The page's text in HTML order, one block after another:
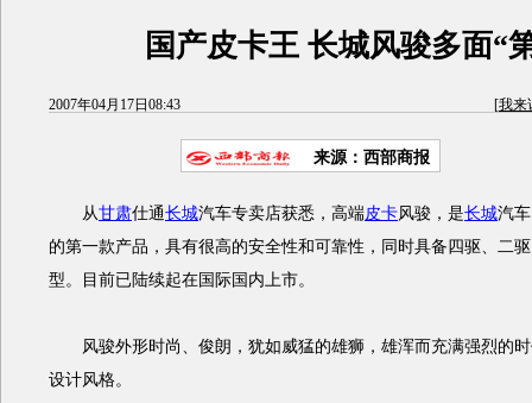
国产皮卡王 长城风骏多面“
2007年04月17日08:43 [我来
来源：西部商报
从甘肃仕通长城汽车专卖店获悉，高端皮卡风骏，是长城汽
的第一款产品，具有很高的安全性和可靠性，同时具备四驱、二
型。目前已陆续起在国际国内上市。
风骏外形时尚、俊朗，犹如威猛的雄狮，雄浑而充满强烈的时
设计风格。